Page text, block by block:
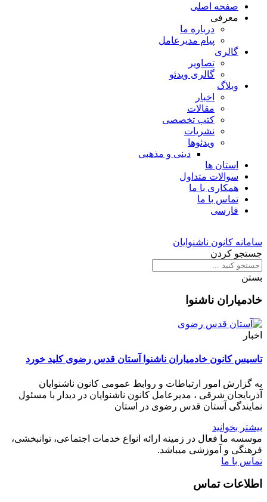
صفحه اصلی
معرفی
درباره ما
پیام مدیرعامل
گالری
تصاویر
گالری ویدئو
وبلاگ
اخبار
مقالات
کتب تخصصی
نشریات
ویدئوها
دینی و مذهبی
استان ها
سوالات متداول
همکاری با ما
تماس با ما
فارسی
سامانه کانون ناشنوایان
جستجو کردن
بستن
خادمیاران ناشنوا
اخبار
تاسیس کانون خادمیاران ناشنوا آستان قدس رضوی کلید خورد
به گزارش امور ارتباطات و روابط عمومی کانون ناشنوایان
آذربایجان شرقی ، مدیرعامل کانون ناشنوایان در دیدار با مسئول
نمایندگی آستان قدس رضوی در استان
بیشتر بخوانید
موسسه ما فعال در زمینه ارائه انواع خدمات اجتماعی، توانبخشی،
فرهنگی و آموزشی میباشد.
تماس با ما
اطلاعات تماس